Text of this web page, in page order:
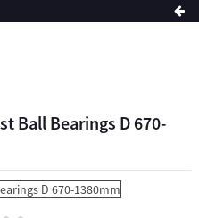
Ball Bearings D 670-